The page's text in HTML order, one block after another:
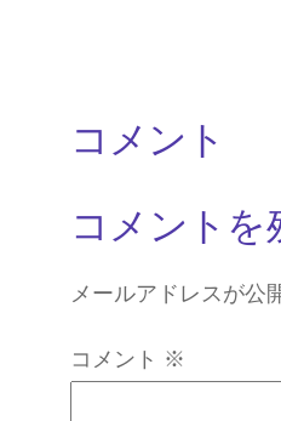
コメント
コメントを
メールアドレスが公
コメント ※